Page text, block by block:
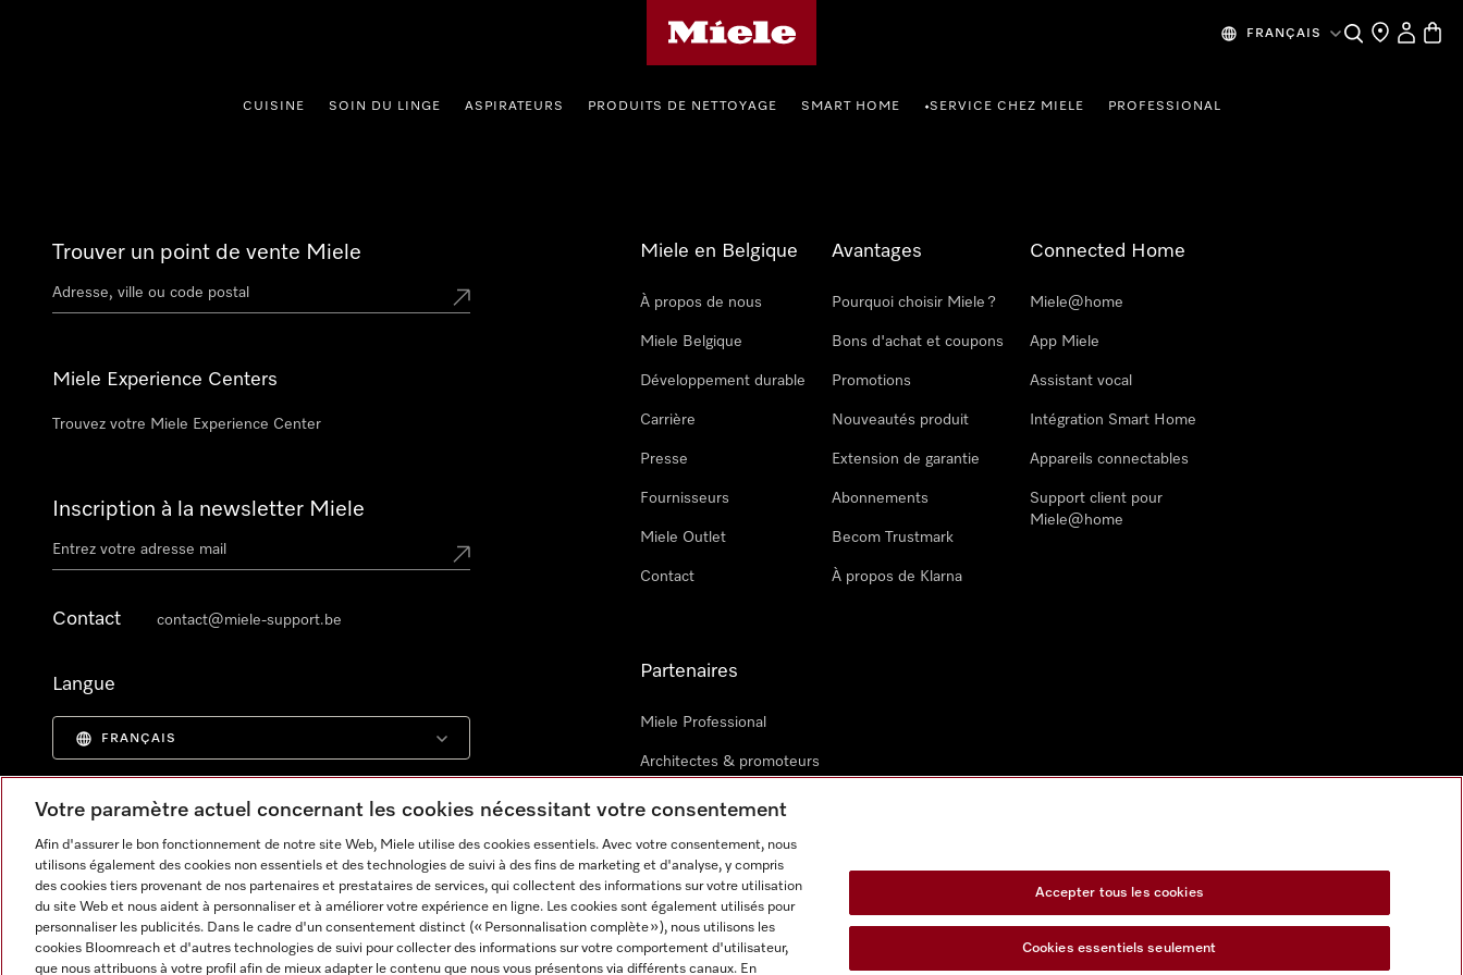
FRANÇAIS SearchFind a store
My
CUISINE SOIN DU LINGE ASPIRATEURS PRODUITS DE NETTOYAGE SMART HOME •SERVICE CHEZ MIELE PROFESSIONAL
Trouver un point de vente Miele
Miele Experience Centers
Trouvez votre Miele Experience Center
Inscription à la newsletter Miele
Contact contact@miele-support.be
Langue
FRANÇAIS
Miele en Belgique
À propos de nous
Miele Belgique
Développement durable
Carrière
Presse
Fournisseurs
Miele Outlet
Contact
Avantages
Pourquoi choisir Miele ?
Bons d'achat et coupons
Promotions
Nouveautés produit
Extension de garantie
Abonnements
Becom Trustmark
À propos de Klarna
Connected Home
Miele@home
App Miele
Assistant vocal
Intégration Smart Home
Appareils connectables
Support client pour
Miele@home
Partenaires
Miele Professional
Architectes & promoteurs
Miele Marine
Techniciens Miele externes
Votre paramètre actuel concernant les cookies nécessitant votre consentement
Afin d'assurer le bon fonctionnement de notre site Web, Miele utilise des cookies essentiels. Avec votre consentement, nous
utilisons également des cookies non essentiels et des technologies de suivi à des fins de marketing et d'analyse, y compris
des cookies tiers provenant de nos partenaires et prestataires de services, qui collectent des informations sur votre utilisation
du site Web et nous aident à personnaliser et à améliorer votre expérience en ligne. Les cookies sont également utilisés pour
personnaliser les publicités. Dans le cadre d'un consentement distinct (« Personnalisation complète »), nous utilisons les
cookies Bloomreach et d'autres technologies de suivi pour collecter des informations sur votre comportement d'utilisateur,
que nous attribuons à votre profil afin de mieux adapter le contenu que nous vous présentons via différents canaux. En
Accepter tous les cookies
Cookies essentiels seulement